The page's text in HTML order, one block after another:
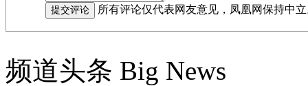
所有评论仅代表网友意见，凤凰网保持中
频道头条 Big News